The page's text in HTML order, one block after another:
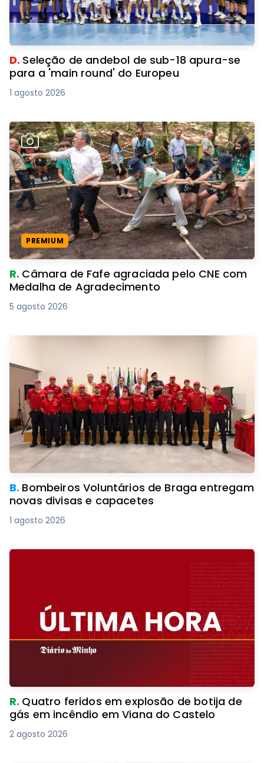
D. Seleção de andebol de sub-18 apura-se
para a 'main round' do Europeu
1 agosto 2026
PREMIUM
R. Câmara de Fafe agraciada pelo CNE com
Medalha de Agradecimento
5 agosto 2026
B. Bombeiros Voluntários de Braga entregam
novas divisas e capacetes
1 agosto 2026
R. Quatro feridos em explosão de botija de
gás em incêndio em Viana do Castelo
2 agosto 2026